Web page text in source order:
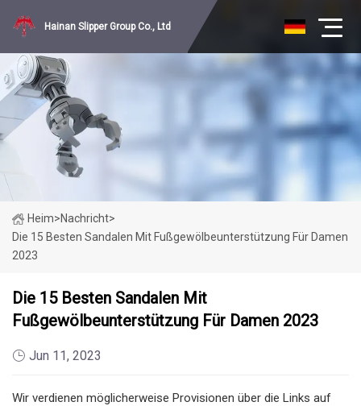
Hainan Slipper Group Co., Ltd
Heim>Nachricht>
Die 15 Besten Sandalen Mit Fußgewölbeunterstützung Für Damen
2023
Die 15 Besten Sandalen Mit
Fußgewölbeunterstützung Für Damen 2023
Jun 11, 2023
Wir verdienen möglicherweise Provisionen über die Links auf